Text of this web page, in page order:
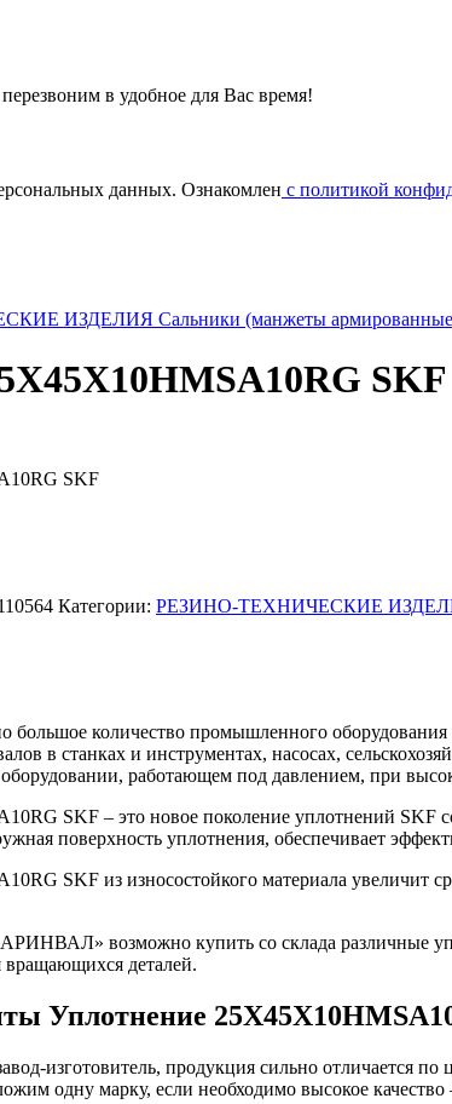
в удобное для Вас время!
данных. Ознакомлен с политикой
ИЗДЕЛИЯ Сальники (манжеты
SKF
SKF
Категории: РЕЗИНО-ТЕХНИЧЕСКИЕ
большое количество промышленного
в станках и инструментах, насосах,
работающем под давлением, при
SKF – это новое поколение уплотнений SKF
поверхность уплотнения, обеспечивает
SKF из износостойкого материала увеличит
возможно купить со склада различные
вращающихся деталей.
Уплотнение
изготовитель, продукция сильно отличается
одну марку, если необходимо высокое